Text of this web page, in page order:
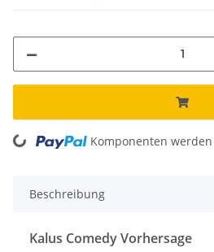
Loading... Komponenten
Beschreibung
Kalus Comedy Vorhersage